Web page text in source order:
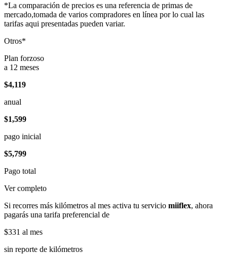
*La comparación de precios es una referencia de primas de
mercado,tomada de varios compradores en línea por lo cual las
tarifas aqui presentadas pueden variar.
Otros*
Plan forzoso
a 12 meses
$4,119
anual
$1,599
pago inicial
$5,799
Pago total
Ver completo
Si recorres más kilómetros al mes activa tu servicio miiflex, ahora
pagarás una tarifa preferencial de
$331 al mes
sin reporte de kilómetros